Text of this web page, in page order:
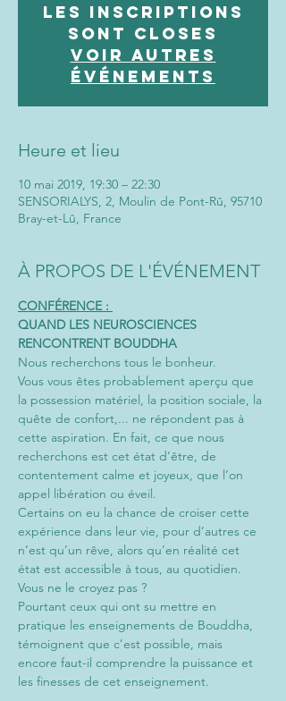
Les inscriptions
sont closes
Voir autres
événements
Heure et lieu
10 mai 2019, 19:30 – 22:30
SENSORIALYS, 2, Moulin de Pont-Rû, 95710
Bray-et-Lû, France
À PROPOS DE L'ÉVÉNEMENT
CONFÉRENCE :
QUAND LES NEUROSCIENCES
RENCONTRENT BOUDDHA
Nous recherchons tous le bonheur.
Vous vous êtes probablement aperçu que
la possession matériel, la position sociale, la
quête de confort,... ne répondent pas à
cette aspiration. En fait, ce que nous
recherchons est cet état d’être, de
contentement calme et joyeux, que l’on
appel libération ou éveil.
Certains on eu la chance de croiser cette
expérience dans leur vie, pour d’autres ce
n’est qu’un rêve, alors qu’en réalité cet
état est accessible à tous, au quotidien.
Vous ne le croyez pas ?
Pourtant ceux qui ont su mettre en
pratique les enseignements de Bouddha,
témoignent que c’est possible, mais
encore faut-il comprendre la puissance et
les finesses de cet enseignement.